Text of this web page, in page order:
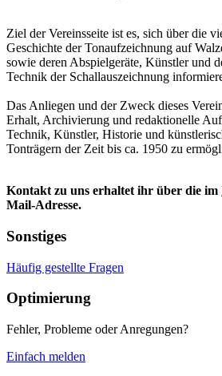
Ziel der Vereinsseite ist es, sich über die
Geschichte der Tonaufzeichnung auf
sowie deren Abspielgeräte, Künstler und
Technik der Schallauszeichnung
Das Anliegen und der Zweck dieses
Erhalt, Archivierung und redaktionelle
Technik, Künstler, Historie und
Tonträgern der Zeit bis ca. 1950 zu
Kontakt zu uns erhaltet ihr über die im
Mail-Adresse.
Sonstiges
Häufig gestellte Fragen
Optimierung
Fehler, Probleme oder Anregungen?
Einfach melden